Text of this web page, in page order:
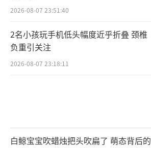
2026-08-07 23:51:40
2名小孩玩手机低头幅度近乎折叠 颈椎
负重引关注
2026-08-07 23:18:11
白鲸宝宝吹蜡烛把头吹扁了 萌态背后的